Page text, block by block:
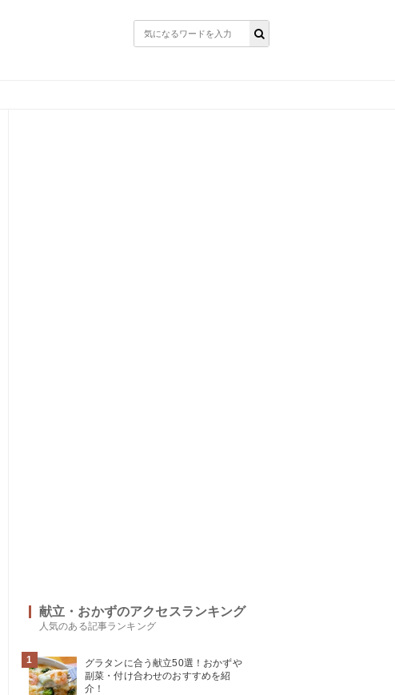
献立・おかずのアクセスランキング
人気のある記事ランキング
1
グラタンに合う献立50選！おかずや
副菜・付け合わせのおすすめを紹
介！